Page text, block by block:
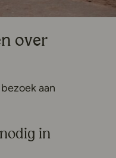
over
aan
in